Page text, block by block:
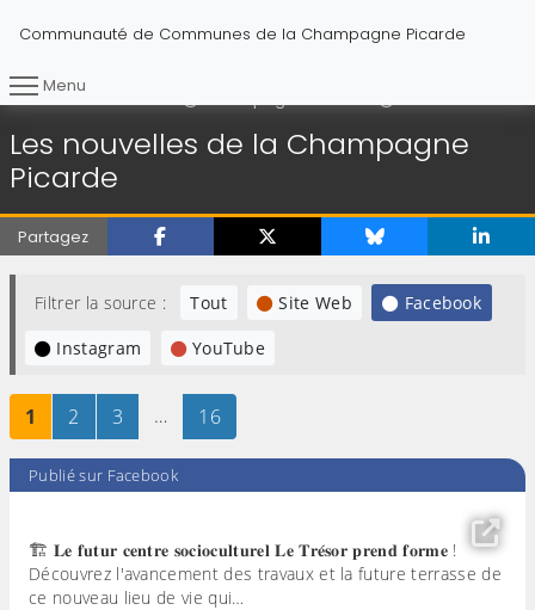
Communauté de Communes de la Champagne Picarde
Menu
Vous êtes ici :
Les nouvelles de la Champagne
Picarde
Partagez
Filtrer la source : Tout Site Web
Facebook
Instagram
YouTube
Page
1 sur 16Page
2 sur 16Page
3sur 16
… Page
16sur 16
Publié sur Facebook
🏗️ 𝐋𝐞 𝐟𝐮𝐭𝐮𝐫 𝐜𝐞𝐧𝐭𝐫𝐞 𝐬𝐨𝐜𝐢𝐨𝐜𝐮𝐥𝐭𝐮𝐫𝐞𝐥 𝐋𝐞 𝐓𝐫𝐞́𝐬𝐨𝐫 𝐩𝐫𝐞𝐧𝐝 𝐟𝐨𝐫𝐦𝐞 !
Découvrez l'avancement des travaux et la future terrasse de
ce nouveau lieu de vie qui…